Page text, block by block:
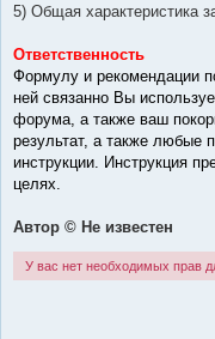
5) Общая характеристика
Ответственность
Формулу и рекомендации
ней связанно Вы
форума, а также ваш
результат, а также любые
инструкции. Инструкция
целях.
Автор © Не известен
У вас нет необходимых прав